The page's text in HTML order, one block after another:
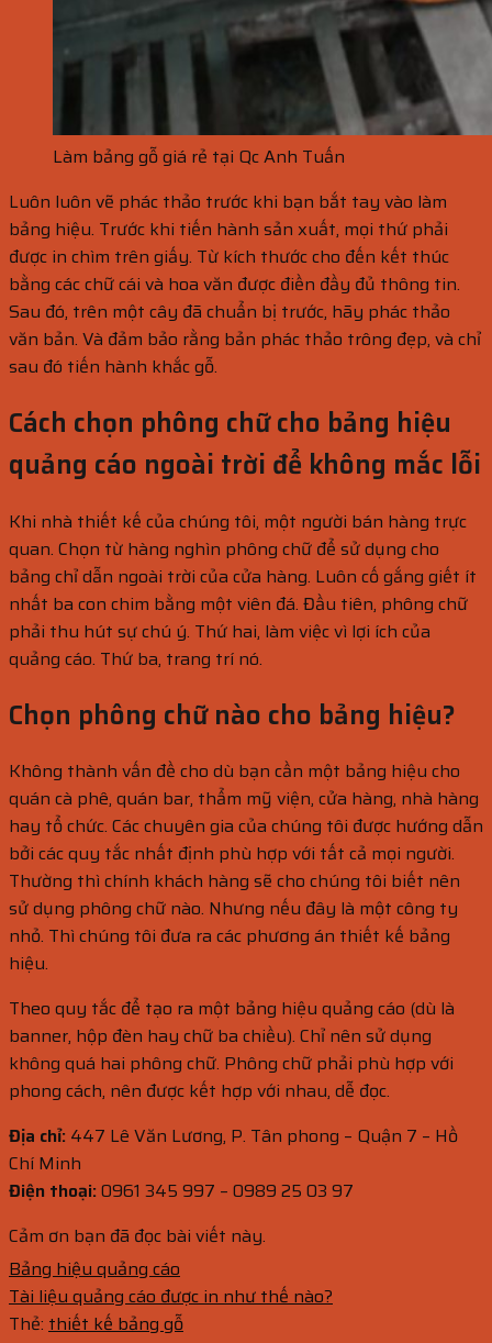
Làm bảng gỗ giá rẻ tại Qc Anh Tuấn
Luôn luôn vẽ phác thảo trước khi bạn bắt tay vào làm
bảng hiệu. Trước khi tiến hành sản xuất, mọi thứ phải
được in chìm trên giấy. Từ kích thước cho đến kết thúc
bằng các chữ cái và hoa văn được điền đầy đủ thông tin.
Sau đó, trên một cây đã chuẩn bị trước, hãy phác thảo
văn bản. Và đảm bảo rằng bản phác thảo trông đẹp, và chỉ
sau đó tiến hành khắc gỗ.
Cách chọn phông chữ cho bảng hiệu
quảng cáo ngoài trời để không mắc lỗi
Khi nhà thiết kế của chúng tôi, một người bán hàng trực
quan. Chọn từ hàng nghìn phông chữ để sử dụng cho
bảng chỉ dẫn ngoài trời của cửa hàng. Luôn cố gắng giết ít
nhất ba con chim bằng một viên đá. Đầu tiên, phông chữ
phải thu hút sự chú ý. Thứ hai, làm việc vì lợi ích của
quảng cáo. Thứ ba, trang trí nó.
Chọn phông chữ nào cho bảng hiệu?
Không thành vấn đề cho dù bạn cần một bảng hiệu cho
quán cà phê, quán bar, thẩm mỹ viện, cửa hàng, nhà hàng
hay tổ chức. Các chuyên gia của chúng tôi được hướng dẫn
bởi các quy tắc nhất định phù hợp với tất cả mọi người.
Thường thì chính khách hàng sẽ cho chúng tôi biết nên
sử dụng phông chữ nào. Nhưng nếu đây là một công ty
nhỏ. Thì chúng tôi đưa ra các phương án thiết kế bảng
hiệu.
Theo quy tắc để tạo ra một bảng hiệu quảng cáo (dù là
banner, hộp đèn hay chữ ba chiều). Chỉ nên sử dụng
không quá hai phông chữ. Phông chữ phải phù hợp với
phong cách, nên được kết hợp với nhau, dễ đọc.
Địa chỉ: 447 Lê Văn Lương, P. Tân phong – Quận 7 – Hồ
Chí Minh
Điện thoại:0961 345 997 – 0989 25 03 97
Cảm ơn bạn đã đọc bài viết này.
Bảng hiệu quảng cáo
Tài liệu quảng cáo được in như thế nào?
Thẻ: thiết kế bảng gỗ